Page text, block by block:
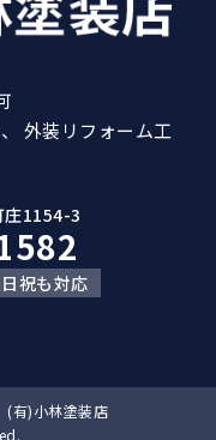
外装リフォーム工
庄1154-3
祝も対応
)小林塗装店